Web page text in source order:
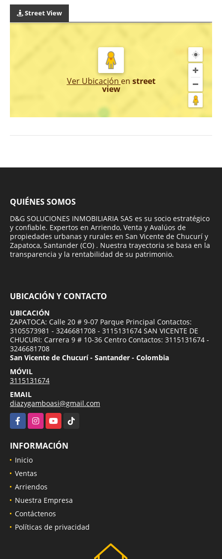
Street View
Ver Ubicación en street
view
QUIÉNES SOMOS
D&G SOLUCIONES INMOBILIARIA SAS es su socio estratégico
y confiable. Expertos en Arriendo, Venta y Avalúos de
propiedades urbanas y rurales en San Vicente de Chucurí y
Zapatoca, Santander (CO) . Nuestra trayectoria se basa en la
transparencia y la rentabilidad de su patrimonio.
UBICACIÓN Y CONTACTO
UBICACIÓN
ZAPATOCA: Calle 20 # 9-07 Parque Principal Contactos:
3105573981 - 3246681708 - 3115131674 SAN VICENTE DE
CHUCURI: Carrera 9 # 10-36 Centro Contactos: 3115131674 -
3246681708
San Vicente de Chucurí - Santander - Colombia
MÓVIL
3115131674
EMAIL
diazygamboasi@gmail.com
FacebookInstagramYouTubeTikTok
INFORMACIÓN
Inicio
Ventas
Arriendos
Nuestra Empresa
Contáctenos
Políticas de privacidad